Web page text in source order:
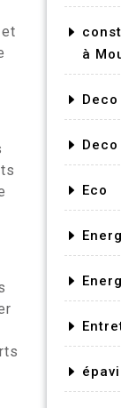
à
Deco
Deco
Eco